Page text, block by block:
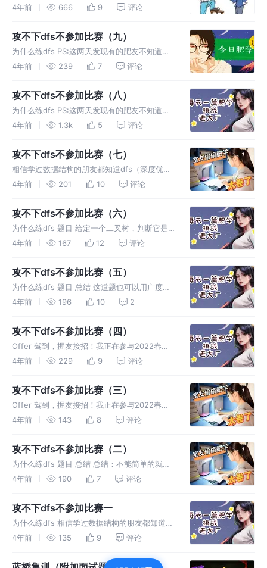
么是DFS我还是简单说一下吧不然这题很难做下
4年前 666 9 评论
攻不下dfs不参加比赛（九）
为什么练dfs PS:这两天发现有的肥友不知道什
么是DFS我还是简单说一下吧不然这题很难做下
4年前 239 7 评论
攻不下dfs不参加比赛（八）
为什么练dfs PS:这两天发现有的肥友不知道什
么是DFS我还是简单说一下吧不然这题很难做下
4年前 1.3k 5 评论
攻不下dfs不参加比赛（七）
相信学过数据结构的朋友都知道dfs（深度优先
搜索）是里面相当重要的一种搜索算法，可能直
算法比赛。这些比赛中每一届或多或少都会牵扯
到dfs，可能提到dfs大家都
4年前 201 10 评论
攻不下dfs不参加比赛（六）
为什么练dfs 题目 给定一个二叉树，判断它是
否是高度平衡的二叉树。 本题中，一棵高度平
4年前 167 12 评论
攻不下dfs不参加比赛（五）
为什么练dfs 题目 总结 这道题也可以用广度优
先搜索，但是没有深度优先简单我贴上代码大家
4年前 196 10 2
攻不下dfs不参加比赛（四）
Offer 驾到，掘友接招！我正在参与2022春招
系列活动-刷题打卡任务，点击查看活动详情。
4年前 229 9 评论
攻不下dfs不参加比赛（三）
Offer 驾到，掘友接招！我正在参与2022春招
系列活动-刷题打卡任务，点击查看活动详情。
和 q ，编写一个函数来检验这两棵树是否相
同。 如果两个
4年前 143 8 评论
攻不下dfs不参加比赛（二）
为什么练dfs 题目 总结 总结：不能简单的就是
判断左节点比根节点小或者右节点比根节点大，
4年前 190 7 评论
攻不下dfs不参加比赛一
为什么练dfs 相信学过数据结构的朋友都知道
dfs（深度优先搜索）是里面相当重要的一种搜
4年前 135 9 评论